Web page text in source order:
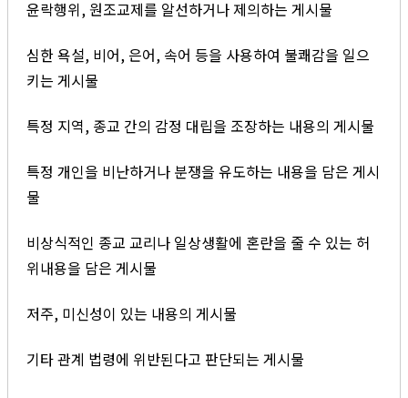
윤락행위, 원조교제를 알선하거나 제의하는 게시물
심한 욕설, 비어, 은어, 속어 등을 사용하여 불쾌감을 일으
키는 게시물
특정 지역, 종교 간의 감정 대립을 조장하는 내용의 게시물
특정 개인을 비난하거나 분쟁을 유도하는 내용을 담은 게시
물
비상식적인 종교 교리나 일상생활에 혼란을 줄 수 있는 허
위내용을 담은 게시물
저주, 미신성이 있는 내용의 게시물
기타 관계 법령에 위반된다고 판단되는 게시물